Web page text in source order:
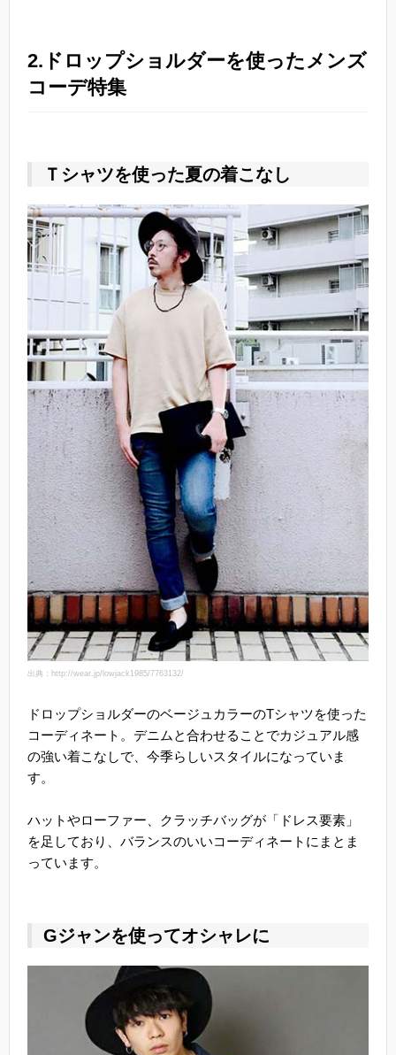
2.ドロップショルダーを使ったメンズ
コーデ特集
Ｔシャツを使った夏の着こなし
出典：http://wear.jp/lowjack1985/7763132/
ドロップショルダーのベージュカラーのTシャツを使った
コーディネート。デニムと合わせることでカジュアル感
の強い着こなしで、今季らしいスタイルになっていま
す。
ハットやローファー、クラッチバッグが「ドレス要素」
を足しており、バランスのいいコーディネートにまとま
っています。
Gジャンを使ってオシャレに